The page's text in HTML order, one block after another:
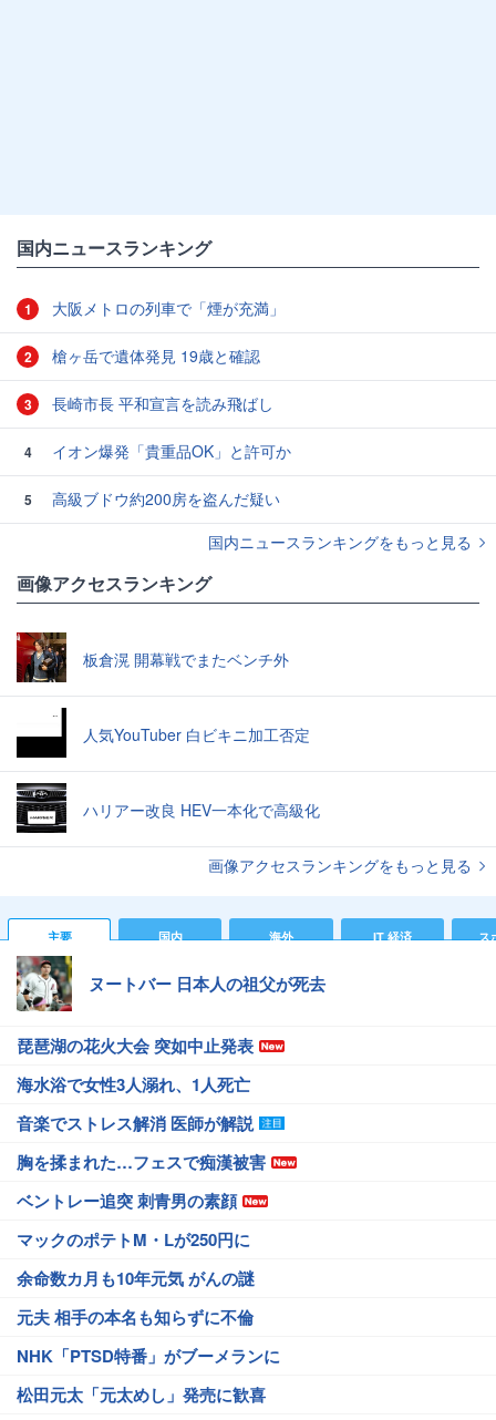
国内ニュースランキング
1 大阪メトロの列車で「煙が充満」
2 槍ヶ岳で遺体発見 19歳と確認
3 長崎市長 平和宣言を読み飛ばし
4 イオン爆発「貴重品OK」と許可か
5
高級ブドウ約200房を盗んだ疑い
国内ニュースランキングをもっと見る
画像アクセスランキング
板倉滉 開幕戦でまたベンチ外
人気YouTuber 白ビキニ加工否定
ハリアー改良 HEV一本化で高級化
画像アクセスランキングをもっと見る
主要 国内 海外 IT 経済 ス
ヌートバー 日本人の祖父が死去
琵琶湖の花火大会 突如中止発表
海水浴で女性3人溺れ、1人死亡
音楽でストレス解消 医師が解説
胸を揉まれた…フェスで痴漢被害
ベントレー追突 刺青男の素顔
マックのポテトM・Lが250円に
余命数カ月も10年元気 がんの謎
元夫 相手の本名も知らずに不倫
NHK「PTSD特番」がブーメランに
松田元太「元太めし」発売に歓喜